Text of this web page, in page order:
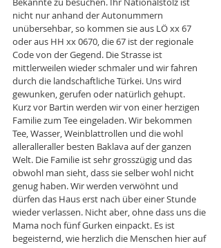
nicht nur anhand der Autonummern
unübersehbar, so kommen sie aus LÖ xx 67
oder aus HH xx 0670, die 67 ist der regionale
Code von der Gegend. Die Strasse ist
mittlerweilen wieder schmaler und wir fahren
durch die landschaftliche Türkei. Uns wird
gewunken, gerufen oder natürlich gehupt.
Kurz vor Bartin werden wir von einer herzigen
Familie zum Tee eingeladen. Wir bekommen
Tee, Wasser, Weinblattrollen und die wohl
alleralleraller besten Baklava auf der ganzen
Welt. Die Familie ist sehr grosszügig und das
obwohl man sieht, dass sie selber wohl nicht
genug haben. Wir werden verwöhnt und
dürfen das Haus erst nach über einer Stunde
wieder verlassen. Nicht aber, ohne dass uns die
Mama noch fünf Gurken einpackt. Es ist
begeisternd, wie herzlich die Menschen hier auf